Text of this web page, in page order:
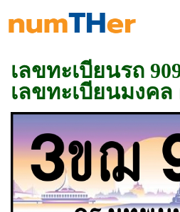
เลขทะเบียนรถ
เลขทะเบียนมงคล